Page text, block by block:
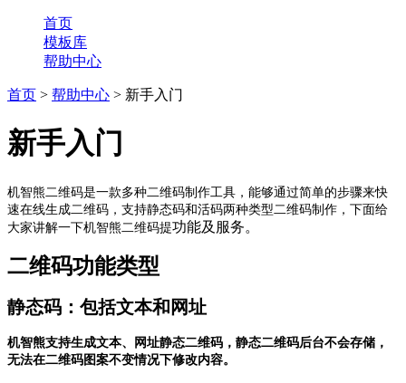
首页
模板库
帮助中心
首页 > 帮助中心 > 新手入门
新手入门
机智熊二维码是一款多种二维码制作工具，能够通过简单的步骤来快
速在线生成二维码，支持静态码和活码两种类型二维码制作，下面给
大家讲解一下机智熊二维码提功能及服务。
二维码功能类型
静态码：包括文本和网址
机智熊支持生成文本、网址静态二维码，静态二维码后台不会存储，
无法在二维码图案不变情况下修改内容。